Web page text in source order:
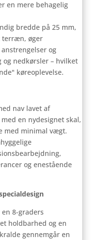
en mere behagelig
bredde på 25 mm,
terræn, øger
og
nedkørsler – hvilket
køreoplevelse.
nav lavet af
en nydesignet skal,
med minimal vægt.
og enestående
8-graders
holdbarhed og en
gennemgår en